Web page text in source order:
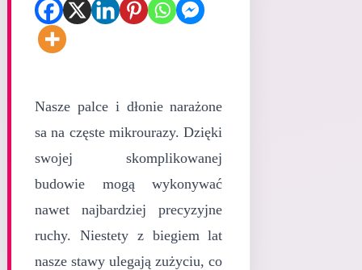
Nasze palce i dłonie narażone
sa na częste mikrourazy. Dzięki
swojej skomplikowanej
budowie mogą wykonywać
nawet najbardziej precyzyjne
ruchy. Niestety z biegiem lat
nasze stawy ulegają zużyciu, co